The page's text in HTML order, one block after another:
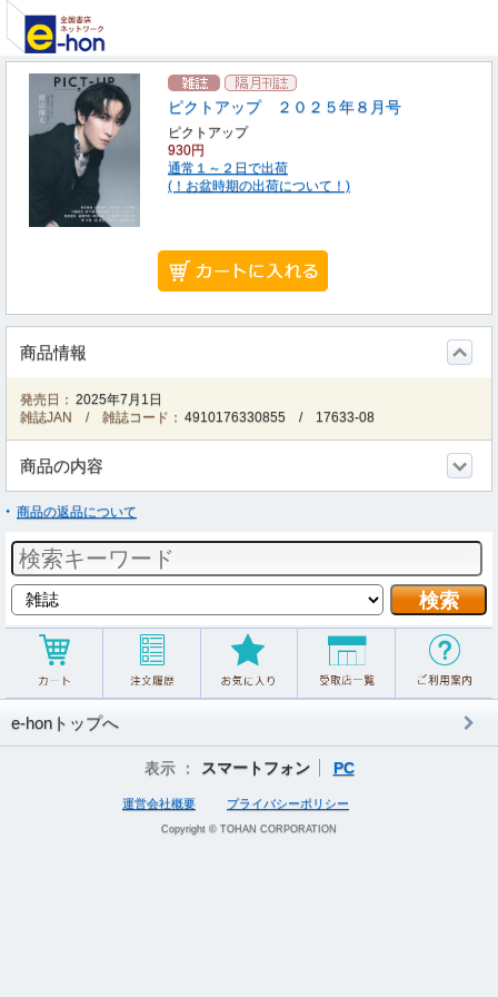
ピクトアップ ２０２５年８月号
ピクトアップ
930円
通常１～２日で出荷
(！お盆時期の出荷について！)
商品情報
発売日： 2025年7月1日
雑誌JAN / 雑誌コード： 4910176330855 / 17633-08
商品の内容
商品の返品について
e-honトップへ
表示 ： スマートフォン PC
運営会社概要 プライバシーポリシー
Copyright © TOHAN CORPORATION